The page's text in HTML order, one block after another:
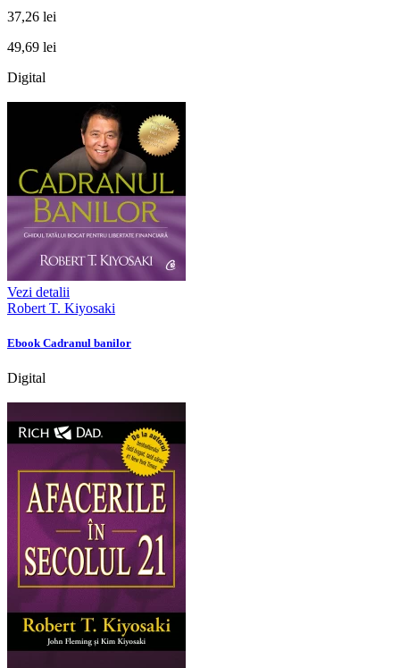
37,26 lei
49,69 lei
Digital
Vezi detalii
Robert T. Kiyosaki
Ebook Cadranul banilor
Digital